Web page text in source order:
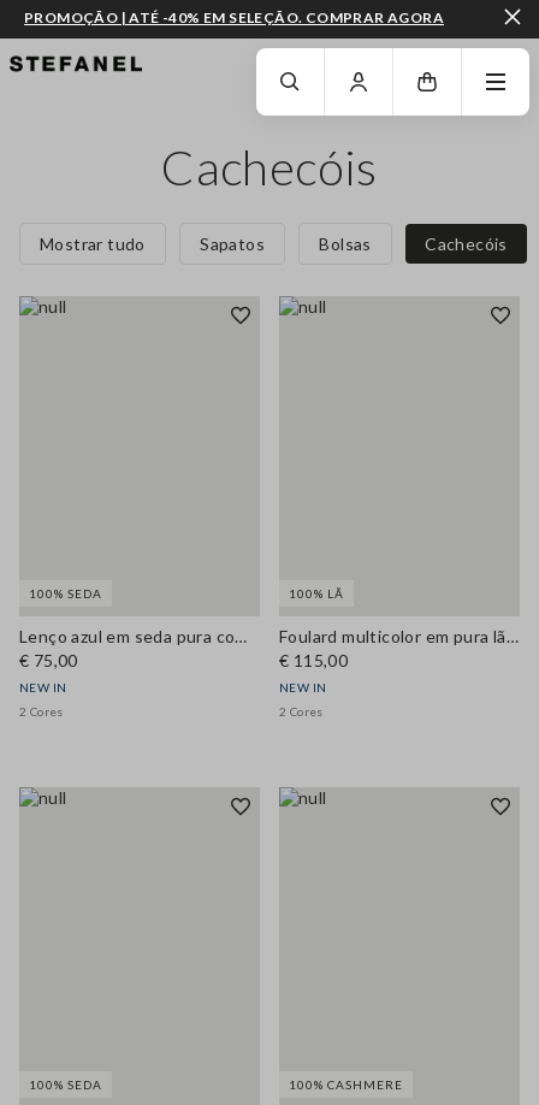
IR PARA O CONTEÚDO PRINCIPAL DESÇA ATÉ AO FIM DA PÁGINA
PROMOÇÃO | ATÉ -40% EM SELEÇÃO. COMPRAR AGORA
Cachecóis
Mostrar tudo Sapatos Bolsas Cachecóis
100% SEDA
Lenço azul em seda pura com estampado floral
€ 75,00
NEW IN
2 Cores
100% LÃ
Foulard multicolor em pura lã com estampado floral
€ 115,00
NEW IN
2 Cores
100% SEDA 100% CASHMERE